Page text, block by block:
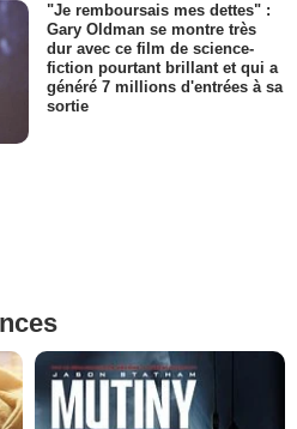
"Je remboursais mes dettes" :
Gary Oldman se montre très
dur avec ce film de science-
fiction pourtant brillant et qui a
généré 7 millions d'entrées à sa
sortie